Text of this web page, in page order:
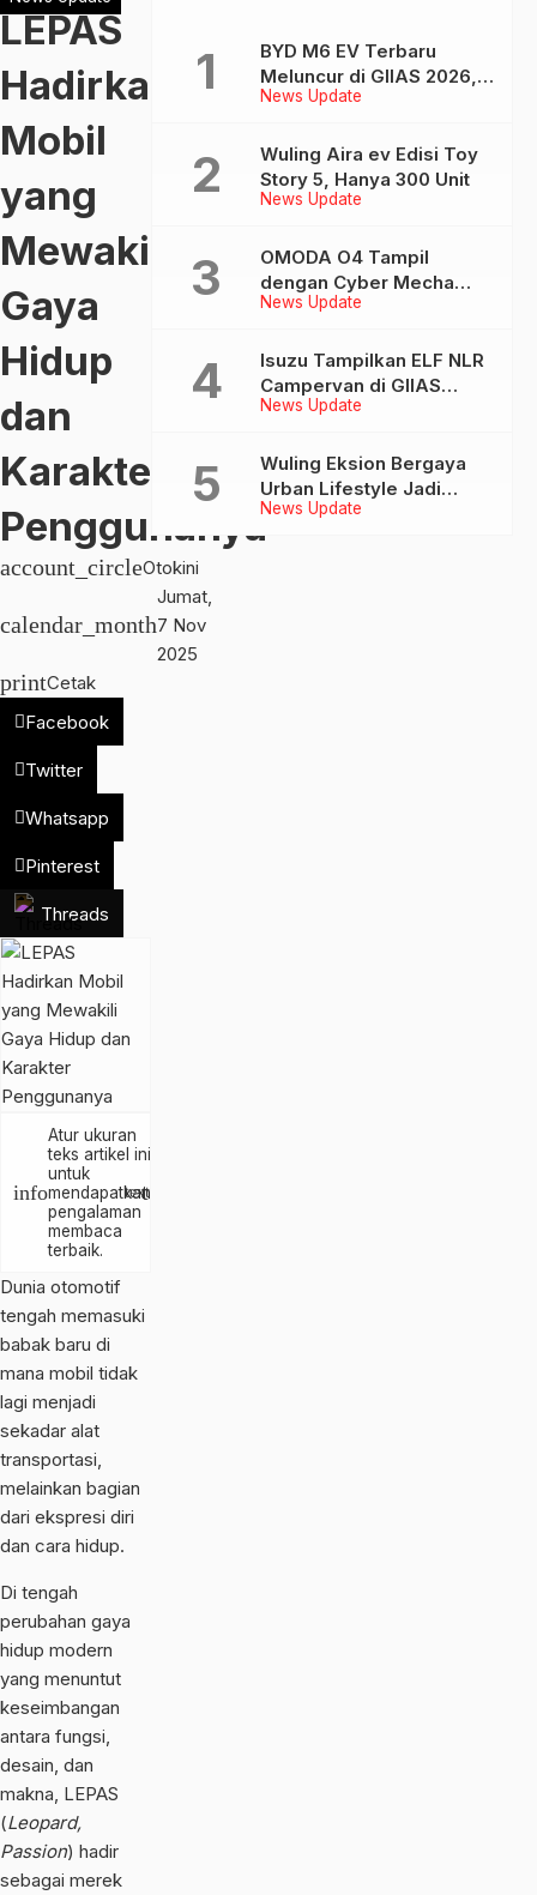
LEPAS
Hadirkan
Mobil
yang
Mewakili
Gaya
Hidup
dan
Karakter
Penggunanya
account_circleOtokini
calendar_month
Jumat,
7 Nov
2025
printCetak
Facebook
Twitter
Whatsapp
Pinterest
Threads
info
Atur ukuran
teks artikel ini
untuk
mendapatkan
pengalaman
membaca
terbaik.
text_decrease
text_increase
Dunia otomotif
tengah memasuki
babak baru di
mana mobil tidak
lagi menjadi
sekadar alat
transportasi,
melainkan bagian
dari ekspresi diri
dan cara hidup.
Di tengah
perubahan gaya
hidup modern
yang menuntut
keseimbangan
antara fungsi,
desain, dan
makna, LEPAS
(Leopard,
Passion) hadir
sebagai merek
News Update
BYD M6 EV Terbaru
Meluncur di GIIAS 2026,
Kini Tempuh Hingga 450
News Update
Wuling Aira ev Edisi Toy
Story 5, Hanya 300 Unit
News Update
OMODA O4 Tampil
dengan Cyber Mecha
Design di GIIAS, EV
News Update
Isuzu Tampilkan ELF NLR
Campervan di GIIAS
2026, Kolaborasi dengan
JAJAGO
News Update
Wuling Eksion Bergaya
Urban Lifestyle Jadi
Sorotan di GIIAS 2026